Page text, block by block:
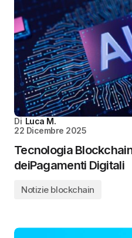
Di Luca M.
22 Dicembre 2025
Tecnologia
deiPagamenti Digitali
Notizie blockchain